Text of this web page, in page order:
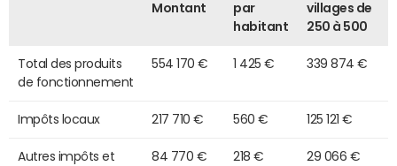
Montant
par
habitant
villages de
250 à 500
Total des produits
de fonctionnement
554 170 € 1 425 € 339 874 €
Impôts locaux 217 710 € 560 € 125 121 €
Autres impôts et
84 770 € 218 € 29 066 €